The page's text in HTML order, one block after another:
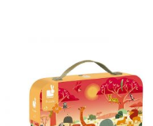
Dodajte
na listu
želja